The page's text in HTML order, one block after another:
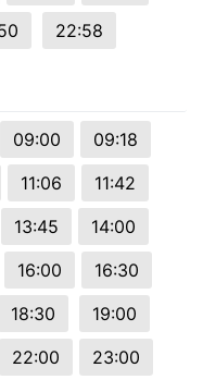
22:58
09:00
09:18
11:06
11:42
13:45
14:00
16:00
16:30
18:30
19:00
22:00 23:00